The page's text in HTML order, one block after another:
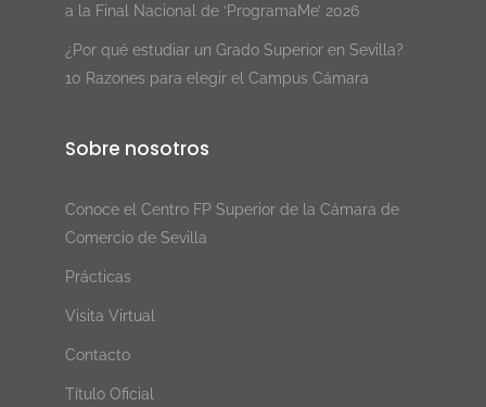
a la Final Nacional de ‘ProgramaMe’ 2026
¿Por qué estudiar un Grado Superior en Sevilla?
10 Razones para elegir el Campus Cámara
Sobre nosotros
Conoce el Centro FP Superior de la Cámara de
Comercio de Sevilla
Prácticas
Visita Virtual
Contacto
Título Oficial